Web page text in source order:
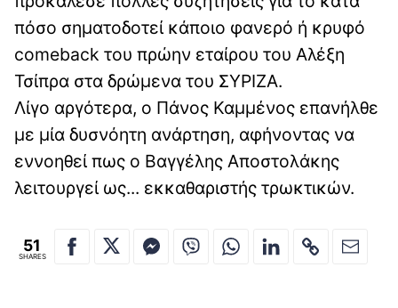
πόσο σηματοδοτεί κάποιο φανερό ή κρυφό
comeback του πρώην εταίρου του Αλέξη
Τσίπρα στα δρώμενα του ΣΥΡΙΖΑ.
Λίγο αργότερα, ο Πάνος Καμμένος επανήλθε
με μία δυσνόητη ανάρτηση, αφήνοντας να
εννοηθεί πως ο Βαγγέλης Αποστολάκης
λειτουργεί ως... εκκαθαριστής τρωκτικών.
51
SHARES